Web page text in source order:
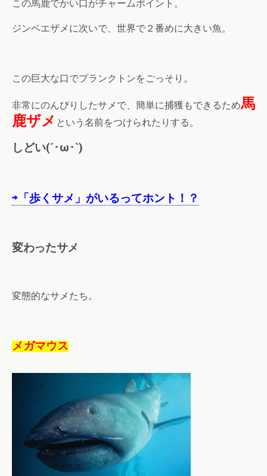
この馬鹿でかい口がチャームポイント。
ジンベエザメに次いで、世界で２番めに大きい魚。
この巨大な口でプランクトンをごっそり。
非常にのんびりしたサメで、簡単に捕獲もできるため馬
鹿ザメ という名前をつけられたりする。
しどい(´･ω･`)
⇨「歩くサメ」がいるってホント！？
変わったサメ
変態的なサメたち。
メガマウス